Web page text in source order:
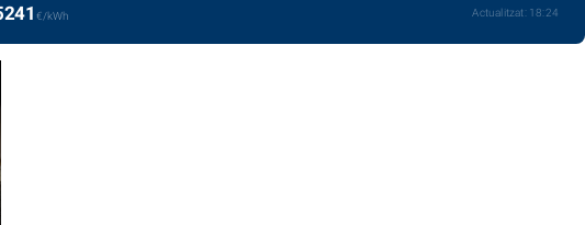
€/kWh Actualitzat: 18:24